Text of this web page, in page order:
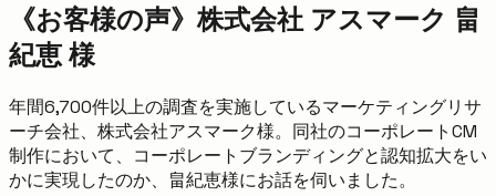
《お客様の声》株式会社 アスマーク 畠
紀恵 様
年間6,700件以上の調査を実施しているマーケティングリサ
ーチ会社、株式会社アスマーク様。同社のコーポレートCM
制作において、コーポレートブランディングと認知拡大をい
かに実現したのか、畠紀恵様にお話を伺いました。